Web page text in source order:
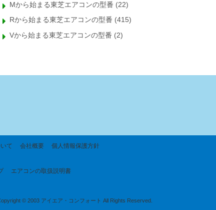
Mから始まる東芝エアコンの型番 (22)
Rから始まる東芝エアコンの型番 (415)
Vから始まる東芝エアコンの型番 (2)
て 会社概要 個人情報保護方針
エアコンの取扱説明書
© 2003 アイエア・コンフォート All Rights Reserved.